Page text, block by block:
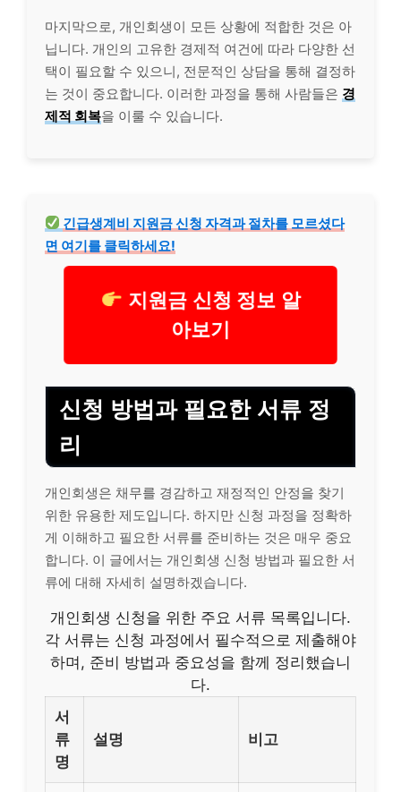
마지막으로, 개인회생이 모든 상황에 적합한 것은 아
닙니다. 개인의 고유한 경제적 여건에 따라 다양한 선
택이 필요할 수 있으니, 전문적인 상담을 통해 결정하
는 것이 중요합니다. 이러한 과정을 통해 사람들은 경
제적 회복을 이룰 수 있습니다.
긴급생계비 지원금 신청 자격과 절차를 모르셨다
면 여기를 클릭하세요!
지원금 신청 정보 알
아보기
신청 방법과 필요한 서류 정
리
개인회생은 채무를 경감하고 재정적인 안정을 찾기
위한 유용한 제도입니다. 하지만 신청 과정을 정확하
게 이해하고 필요한 서류를 준비하는 것은 매우 중요
합니다. 이 글에서는 개인회생 신청 방법과 필요한 서
류에 대해 자세히 설명하겠습니다.
개인회생 신청을 위한 주요 서류 목록입니다.
각 서류는 신청 과정에서 필수적으로 제출해야
하며, 준비 방법과 중요성을 함께 정리했습니
다.
서
류
명
설명 비고